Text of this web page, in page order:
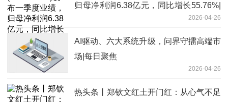
归母净利润6.38亿元，同比增长55.76%|
2026-04-26
AI驱动、六大系统升级，问界守擂高端市
场|每日聚焦
2026-04-26
热头条丨郑钦文红土开门红：从心气不足